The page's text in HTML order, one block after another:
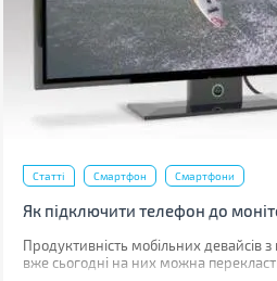
Статті Смартфон Смартфони
Як підключити телефон до
Продуктивність мобільних девайсів
вже сьогодні на них можна